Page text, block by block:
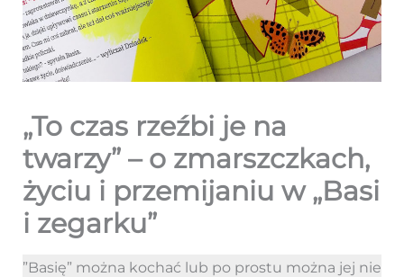
„To czas rzeźbi je na
twarzy” – o zmarszczkach,
życiu i przemijaniu w „Basi
i zegarku”
”Basię” można kochać lub po prostu można jej nie